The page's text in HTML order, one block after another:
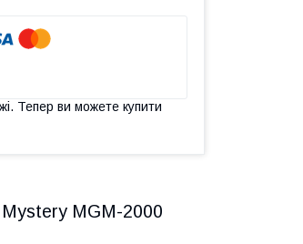
Тепер ви можете купити
Mystery MGM-2000